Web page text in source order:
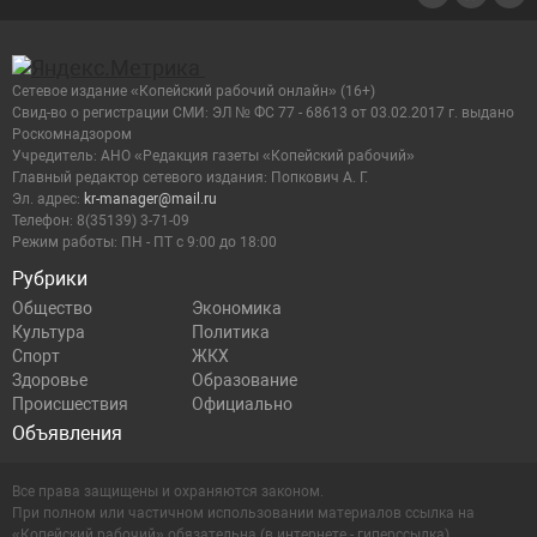
Рубрики
Общество
Экономика
Культура
Политика
Спорт
ЖКХ
Здоровье
Образование
Происшествия
Официально
Объявления
Сетевое издание «Копейский рабочий онлайн» (16+)
Cвид-во о регистрации СМИ: ЭЛ № ФС 77 - 68613 от 03.02.2017 г. выдано
Роскомнадзором
Учредитель: АНО «Редакция газеты «Копейский рабочий»
Главный редактор сетевого издания: Попкович А. Г.
Эл. адрес: kr-manager@mail.ru
Телефон: 8(35139) 3-71-09
Режим работы: ПН - ПТ с 9:00 до 18:00
Все права защищены и охраняются законом.
При полном или частичном использовании материалов ссылка на